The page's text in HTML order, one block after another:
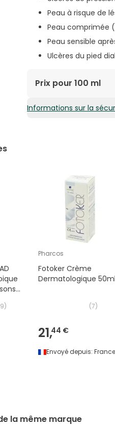
Peau à risque de
Peau comprimée
Peau sensible
Ulcères du pied
Prix pour 100 ml
7,67€ / 100 ml
Informations sur la
)
Pharcos
Fotoker Crème
Dermatologique 50ml
(7)
21,44 €
Envoyé depuis: France
la même marque